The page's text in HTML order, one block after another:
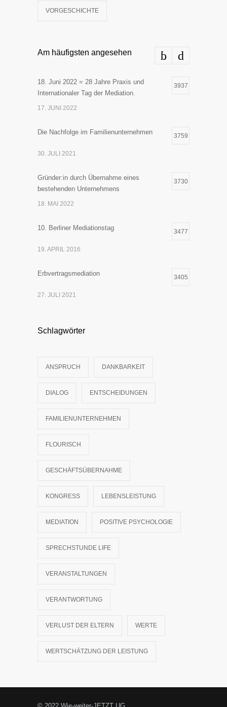
VORGESCHICHTE
Am häufigsten angesehen
18. Juni 2022 = 28 Jahre Praxis und
Internationaler Tag der Mediation.
3937
17. JUNI 2022
Die Nachfolge im Familienunternehmen 3759
30. JULI 2021
Gründer:in durch Übernahme eines
bestehenden Unternehmens
3730
18. MAI 2022
10. Berliner Mediationstag 3477
19. APRIL 2016
Erbvertragsmediation 3405
27. JULI 2021
Schlagwörter
ANSPRUCH DANKBARKEIT
DIALOG ENTSCHEIDUNGEN
FAMILIENUNTERNEHMEN
FLOURISCH
GESCHÄFTSÜBERNAHME
KONGRESS LEBENSLEISTUNG
MEDIATION POSITIVE PSYCHOLOGIE
SPRECHSTUNDE LIFE
VERANSTALTUNGEN
VERANTWORTUNG
VERLUST DER ELTERN WERTE
WERTSCHÄTZUNG DER LEISTUNG